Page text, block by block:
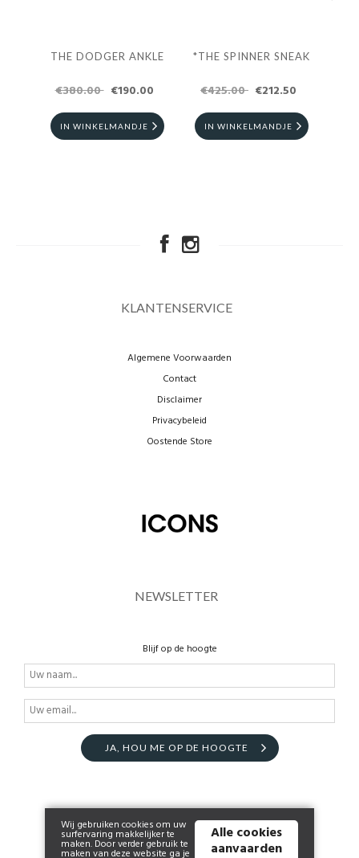
THE DODGER ANKLE
€380.00 €190.00
IN WINKELMANDJE
*THE SPINNER SNEAK
€425.00 €212.50
IN WINKELMANDJE
KLANTENSERVICE
Algemene Voorwaarden
Contact
Disclaimer
Privacybeleid
Oostende Store
NEWSLETTER
Blijf op de hoogte
JA, HOU ME OP DE HOOGTE
Wij gebruiken cookies om uw
surfervaring makkelijker te
maken. Door verder gebruik te
maken van deze website ga je
Alle cookies
aanvaarden